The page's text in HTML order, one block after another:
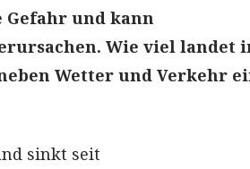
und kann
Wie viel landet
Wetter und Verkehr
sinkt seit